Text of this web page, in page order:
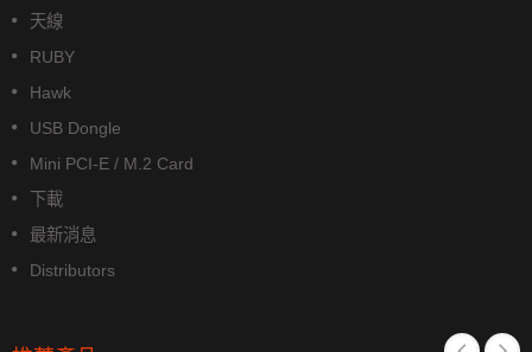
天線
RUBY
Hawk
USB Dongle
Mini PCI-E / M.2 Card
下載
最新消息
Distributors